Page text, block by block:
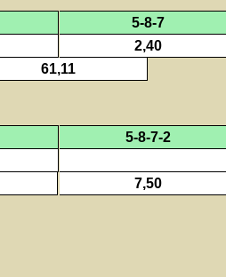
5-8-7
2,40
61,11
5-8-7-2
7,50